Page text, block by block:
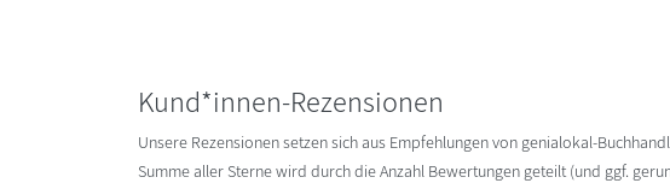
Kund*innen-Rezensionen
Unsere Rezensionen setzen sich aus Empfehlungen von genialokal-
Summe aller Sterne wird durch die Anzahl Bewertungen geteilt (und ggf.